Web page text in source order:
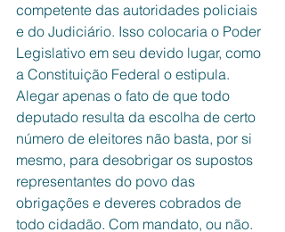
competente das autoridades policiais
e do Judiciário. Isso colocaria o Poder
Legislativo em seu devido lugar, como
a Constituição Federal o estipula.
Alegar apenas o fato de que todo
deputado resulta da escolha de certo
número de eleitores não basta, por si
mesmo, para desobrigar os supostos
representantes do povo das
obrigações e deveres cobrados de
todo cidadão. Com mandato, ou não.